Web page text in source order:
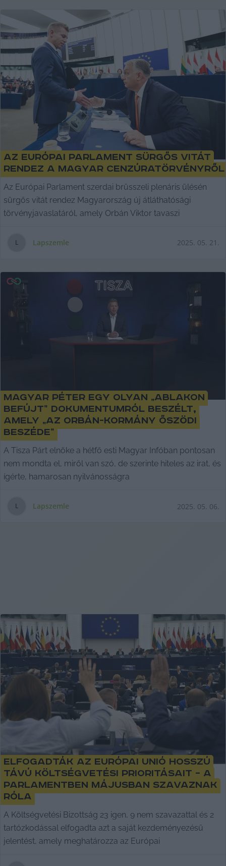
Az Európai Parlament sürgős vitát
rendez a magyar cenzúratörvényről
Az Európai Parlament szerdai brüsszeli plenáris ülésén
sürgős vitát rendez Magyarország új átláthatósági
törvényjavaslatáról, amely Orbán Viktor tavaszi
L Lapszemle 2025. 05. 21.
Magyar Péter egy olyan „ablakon
befújt” dokumentumról beszélt,
amely „az Orbán-kormány őszödi
beszéde”
A Tisza Párt elnöke a hétfő esti Magyar Infóban pontosan
nem mondta el, miről van szó, de szerinte hiteles az irat, és
ígérte, hamarosan nyilvánosságra
L Lapszemle 2025. 05. 06.
Elfogadták az Európai Unió hosszú
távú költségvetési prioritásait – a
Parlamentben májusban szavaznak
róla
A Költségvetési Bizottság 23 igen, 9 nem szavazattal és 2
tartózkodással elfogadta azt a saját kezdeményezésű
jelentést, amely meghatározza az Európai